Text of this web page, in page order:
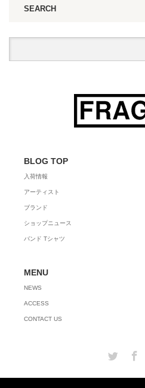
SEARCH
BLOG TOP
入荷情報
アーティスト
ブランド
ショップニュース
バンド Tシャツ
MENU
NEWS
ACCESS
CONTACT US
Twitter